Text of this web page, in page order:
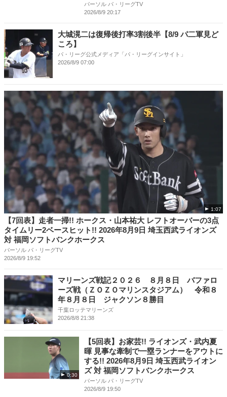
パーソル パ・リーグTV
2026/8/9 20:17
大城滉二は復帰後打率3割後半【8/9 パ二軍見ど
ころ】
パ・リーグ公式メディア「パ・リーグインサイト」
2026/8/9 07:00
1:07
【7回表】走者一掃!! ホークス・山本祐大 レフトオーバーの3点
タイムリー2ベースヒット!! 2026年8月9日 埼玉西武ライオンズ
対 福岡ソフトバンクホークス
パーソル パ・リーグTV
2026/8/9 19:52
マリーンズ戦記２０２６ ８月８日 バファロ
ーズ戦（ＺＯＺＯマリンスタジアム） 令和８
年８月８日 ジャクソン８勝目
千葉ロッテマリーンズ
2026/8/8 21:38
0:30
【5回表】お家芸!! ライオンズ・武内夏
暉 見事な牽制で一塁ランナーをアウトに
する!! 2026年8月9日 埼玉西武ライオン
ズ 対 福岡ソフトバンクホークス
パーソル パ・リーグTV
2026/8/9 19:50